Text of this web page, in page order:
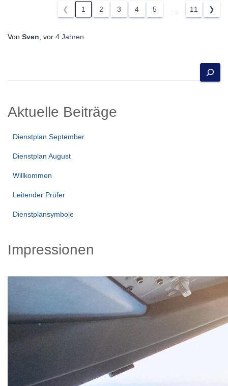
❮ 1 2 3 4 5 11 ❯
Von Sven , vor 4 Jahren
u
e
Aktuelle Beiträge
Dienstplan September
Dienstplan August
Willkommen
Leitender Prüfer
Dienstplansymbole
Impressionen